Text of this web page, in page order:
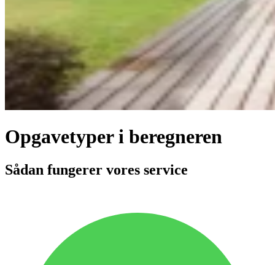
Opgavetyper i beregneren
Sådan fungerer vores service